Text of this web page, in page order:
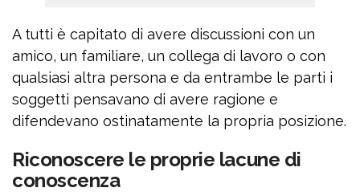
A tutti è capitato di avere discussioni con un
amico, un familiare, un collega di lavoro o con
qualsiasi altra persona e da entrambe le parti i
soggetti pensavano di avere ragione e
difendevano ostinatamente la propria posizione.
Riconoscere le proprie lacune di
conoscenza